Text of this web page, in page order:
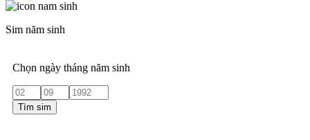
Sim năm sinh
Chọn ngày tháng năm sinh
Tìm sim